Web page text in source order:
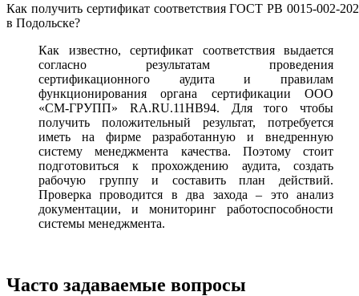
Как получить сертификат соответствия ГОСТ РВ 0015-002-
в Подольске?
Как известно, сертификат соответствия выдается
согласно результатам проведения
сертификационного аудита и правилам
функционирования органа сертификации ООО
«СМ-ГРУПП» RA.RU.11НВ94. Для того чтобы
получить положительный результат, потребуется
иметь на фирме разработанную и внедренную
систему менеджмента качества. Поэтому стоит
подготовиться к прохождению аудита, создать
рабочую группу и составить план действий.
Проверка проводится в два захода – это анализ
документации, и мониторинг работоспособности
системы менеджмента.
Часто задаваемые вопросы